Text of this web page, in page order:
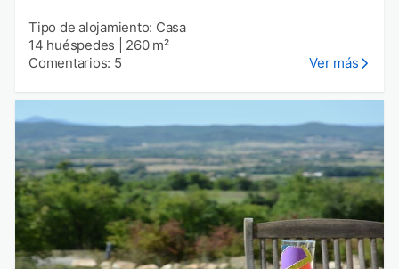
Tipo de alojamiento: Casa
14 huéspedes
260 m²
Comentarios: 5
Ver más